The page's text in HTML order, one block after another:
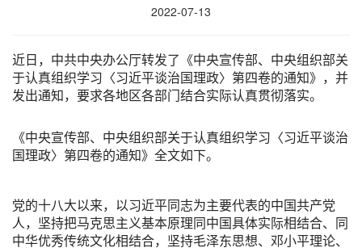
2022-07-13
近日，中共中央办公厅转发了《中央宣传部、中央组织部关
于认真组织学习〈习近平谈治国理政〉第四卷的通知》，并
发出通知，要求各地区各部门结合实际认真贯彻落实。
《中央宣传部、中央组织部关于认真组织学习〈习近平谈治
国理政〉第四卷的通知》全文如下。
党的十八大以来，以习近平同志为主要代表的中国共产党
人，坚持把马克思主义基本原理同中国具体实际相结合、同
中华优秀传统文化相结合，坚持毛泽东思想、邓小平理论、